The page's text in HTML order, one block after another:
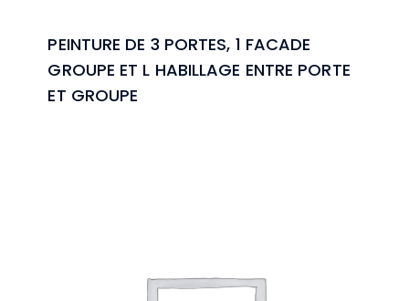
PEINTURE DE 3 PORTES, 1 FACADE
GROUPE ET L HABILLAGE ENTRE PORTE
ET GROUPE